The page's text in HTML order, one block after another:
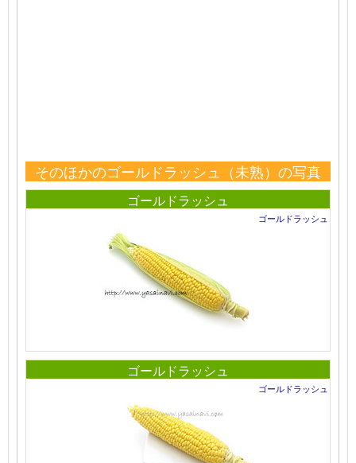
そのほかのゴールドラッシュ（未熟）の写真
ゴールドラッシュ
ゴールドラッシュ
ゴールドラッシュ
ゴールドラッシュ